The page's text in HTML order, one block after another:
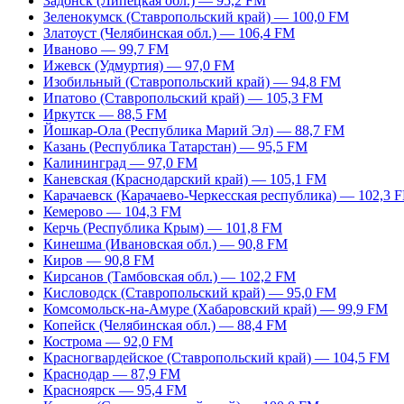
Зеленокумск (Ставропольский край) — 100,0 FM
Златоуст (Челябинская обл.) — 106,4 FM
Иваново — 99,7 FM
Ижевск (Удмуртия) — 97,0 FM
Изобильный (Ставропольский край) — 94,8 FM
Ипатово (Ставропольский край) — 105,3 FM
Иркутск — 88,5 FM
Йошкар-Ола (Республика Марий Эл) — 88,7 FM
Казань (Республика Татарстан) — 95,5 FM
Калининград — 97,0 FM
Каневская (Краснодарский край) — 105,1 FM
Карачаевск (Карачаево-Черкесская республика) — 102,3
Кемерово — 104,3 FM
Керчь (Республика Крым) — 101,8 FM
Кинешма (Ивановская обл.) — 90,8 FM
Киров — 90,8 FM
Кирсанов (Тамбовская обл.) — 102,2 FM
Кисловодск (Ставропольский край) — 95,0 FM
Комсомольск-на-Амуре (Хабаровский край) — 99,9 FM
Копейск (Челябинская обл.) — 88,4 FM
Кострома — 92,0 FM
Красногвардейское (Ставропольский край) — 104,5 FM
Краснодар — 87,9 FM
Красноярск — 95,4 FM